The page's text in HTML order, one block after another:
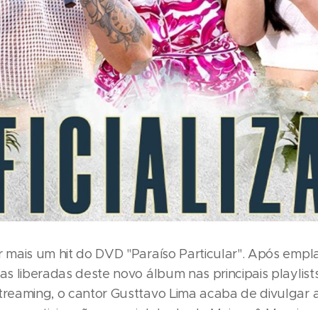
um hit do DVD "Paraíso Particular". Após
liberadas deste novo álbum nas principais
o cantor Gusttavo Lima acaba de divulgar